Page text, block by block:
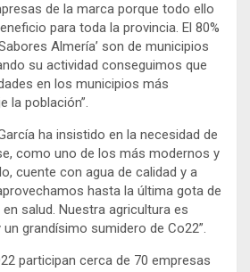
de la marca porque todo ello
para toda la provincia. El 80%
Almería’ son de municipios
su actividad conseguimos que
en los municipios más
la población”.
ha insistido en la necesidad de
como uno de los más modernos y
cuente con agua de calidad y a
hasta la última gota de
salud. Nuestra agricultura es
grandísimo sumidero de Co22”.
participan cerca de 70 empresas